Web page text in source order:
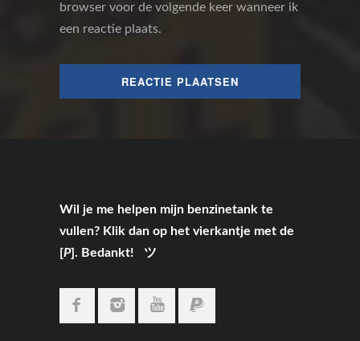
browser voor de volgende keer wanneer ik
een reactie plaats.
Wil je me helpen mijn benzinetank te
vullen? Klik dan op het vierkantje met de
[P]. Bedankt! ツ